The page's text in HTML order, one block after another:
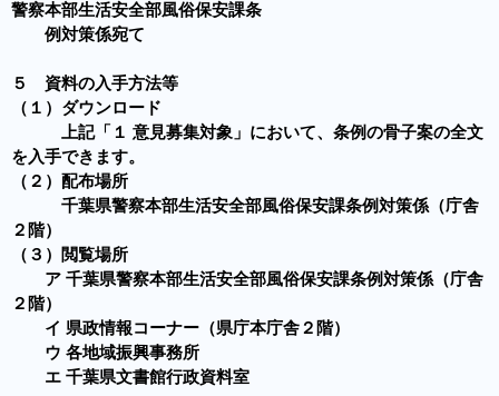
警察本部生活安全部風俗保安課条
例対策係宛て
５ 資料の入手方法等
（１）ダウンロード
上記「１ 意見募集対象」において、条例の骨子案の全文
を入手できます。
（２）配布場所
千葉県警察本部生活安全部風俗保安課条例対策係（庁舎
２階）
（３）閲覧場所
ア 千葉県警察本部生活安全部風俗保安課条例対策係（庁舎
２階）
イ 県政情報コーナー（県庁本庁舎２階）
ウ 各地域振興事務所
エ 千葉県文書館行政資料室